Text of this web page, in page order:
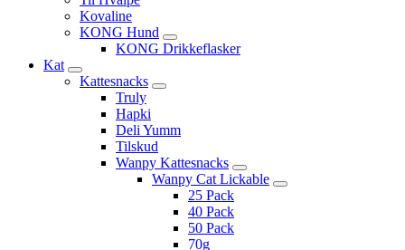
Kovaline
KONG Hund
KONG Drikkeflasker
Kat
Kattesnacks
Truly
Hapki
Deli Yumm
Tilskud
Wanpy Kattesnacks
Wanpy Cat Lickable
25 Pack
40 Pack
50 Pack
70g